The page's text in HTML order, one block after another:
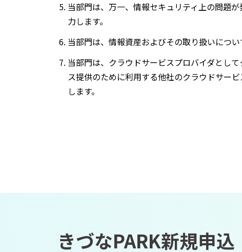
当部門は、万一、情報セキュリティ上の問題
力します。
当部門は、情報資産およびその取り扱いにつ
当部門は、クラウドサービスプロバイダとし
ス提供のために利用する他社のクラウドサー
します。
きづなPARK新規申込